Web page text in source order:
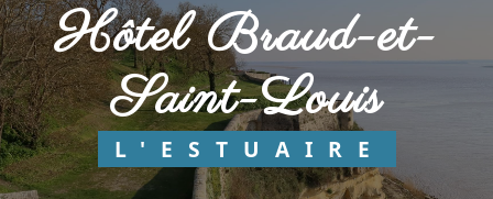
hôtel Braud-et-
Saint-Louis
L'ESTUAIRE